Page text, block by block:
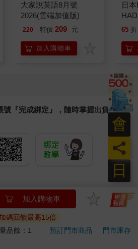
大家說英語8月號
2026(雲端加值版)
220 特價 209 元
加入購物車
日
金
臉
65 折
號『完成綁定』，隨時掌握出貨動
操作ATM! 如接獲電話要求您前往
示，以免受騙上當！
用期，退回商品須為全新狀態**
加入購物車
碼回饋最高15倍
品餘：1 預訂門市商品
門市庫存
日
員
會